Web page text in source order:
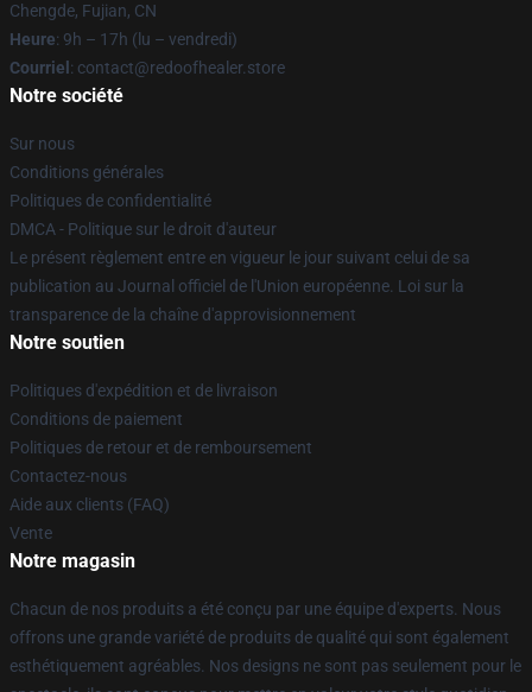
Chengde, Fujian, CN
Heure: 9h – 17h (lu – vendredi)
Courriel : contact@redoofhealer.store
Notre société
Sur nous
Conditions générales
Politiques de confidentialité
DMCA - Politique sur le droit d'auteur
Le présent règlement entre en vigueur le jour suivant celui de sa
publication au Journal officiel de l'Union européenne. Loi sur la
transparence de la chaîne d'approvisionnement
Notre soutien
Politiques d'expédition et de livraison
Conditions de paiement
Politiques de retour et de remboursement
Contactez-nous
Aide aux clients (FAQ)
Vente
Notre magasin
Chacun de nos produits a été conçu par une équipe d'experts. Nous
offrons une grande variété de produits de qualité qui sont également
esthétiquement agréables. Nos designs ne sont pas seulement pour le